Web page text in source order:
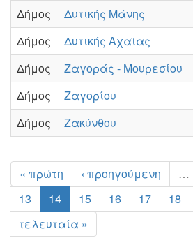
Δήμος
Δυτικής Μάνης
Δήμος
Δυτικής Αχαϊας
Δήμος
Ζαγοράς - Μουρεσίου
Δήμος
Ζαγορίου
Δήμος
Ζακύνθου
« πρώτη ‹ προηγούμενη …
13
14 15 16 17 18
τελευταία »